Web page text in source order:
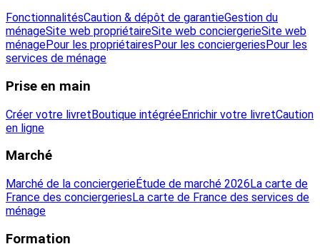
FonctionnalitésCaution & dépôt de garantieGestion du
ménageSite web propriétaireSite web conciergerieSite web
ménagePour les propriétaires Pour les conciergeries Pour les
services de ménage
Prise en main
Créer votre livretBoutique intégréeEnrichir votre livretCaution
en ligne
Marché
Marché de la conciergerieÉtude de marché 2026 La carte de
France des conciergeries La carte de France des services de
ménage
Formation